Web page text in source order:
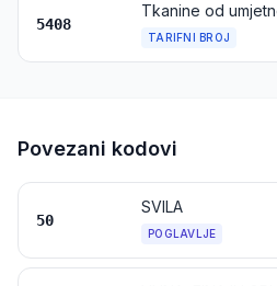
5408
TARIFNI BROJ
Povezani kodovi
50
SVILA
POGLAVLJE